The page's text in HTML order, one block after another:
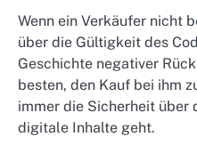
Wenn ein Verkäufer nicht
über die Gültigkeit des
Geschichte negativer
besten, den Kauf bei ihm
immer die Sicherheit über
digitale Inhalte geht.